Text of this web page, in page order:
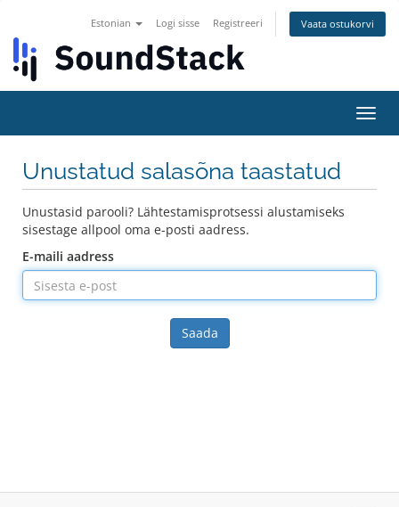
Estonian Logi sisse Registreeri Vaata ostukorvi
Unustatud salasõna taastatud
Unustasid parooli? Lähtestamisprotsessi alustamiseks
sisestage allpool oma e-posti aadress.
E-maili aadress
Saada